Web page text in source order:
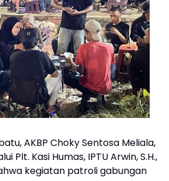
AKBP Choky Sentosa Meliala,
Plt. Kasi Humas, IPTU Arwin, S.H.,
kegiatan patroli gabungan